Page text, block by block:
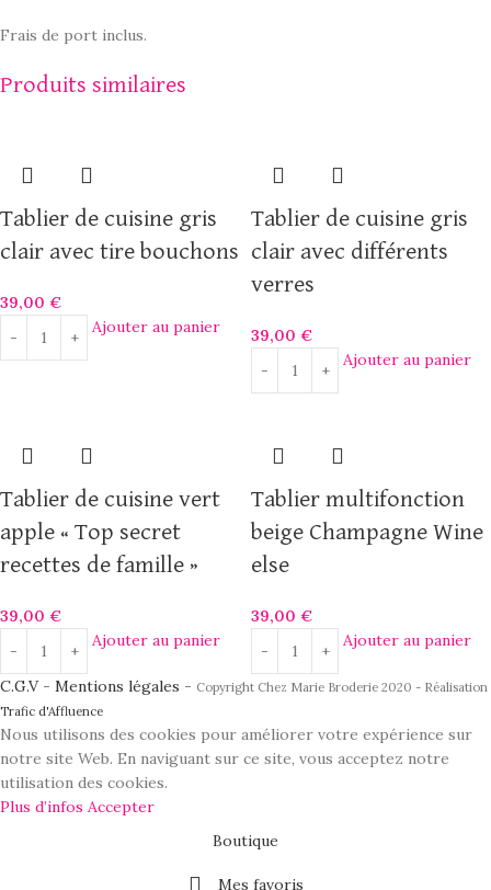
Frais de port inclus.
Produits similaires
Tablier de cuisine gris
clair avec tire bouchons
39,00 €
Ajouter au panier
Tablier de cuisine gris
clair avec différents
verres
39,00 €
Ajouter au panier
Tablier de cuisine vert
apple « Top secret
recettes de famille »
39,00 €
Ajouter au panier
Tablier multifonction
beige Champagne Wine
else
39,00 €
Ajouter au panier
C.G.V- Mentions légales - Copyright Chez Marie Broderie 2020 - Réalisation
Trafic d'Affluence
Nous utilisons des cookies pour améliorer votre expérience sur
notre site Web. En naviguant sur ce site, vous acceptez notre
utilisation des cookies.
Plus d’infos Accepter
Boutique
Mes favoris